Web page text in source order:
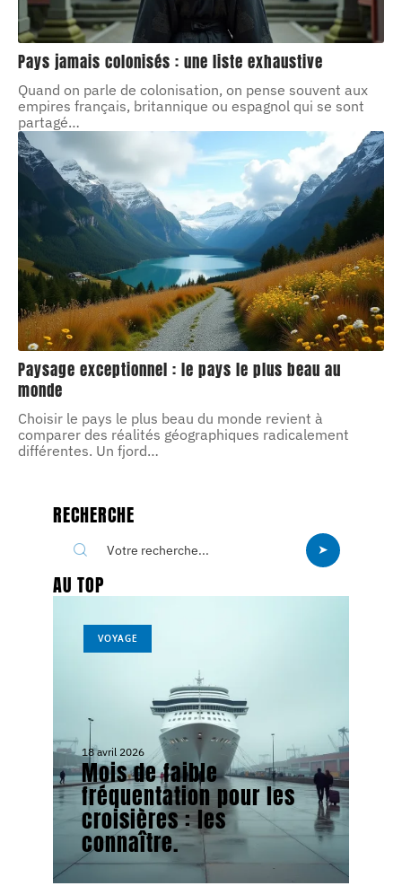
Pays jamais colonisés : une liste exhaustive
Quand on parle de colonisation, on pense souvent aux
empires français, britannique ou espagnol qui se sont
partagé…
Paysage exceptionnel : le pays le plus beau au
monde
Choisir le pays le plus beau du monde revient à
comparer des réalités géographiques radicalement
différentes. Un fjord…
RECHERCHE
AU TOP
VOYAGE
18 avril 2026
Mois de faible
fréquentation pour les
croisières : les
connaître.